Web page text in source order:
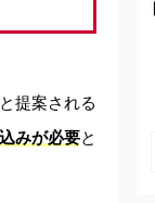
提案される
みが必要と